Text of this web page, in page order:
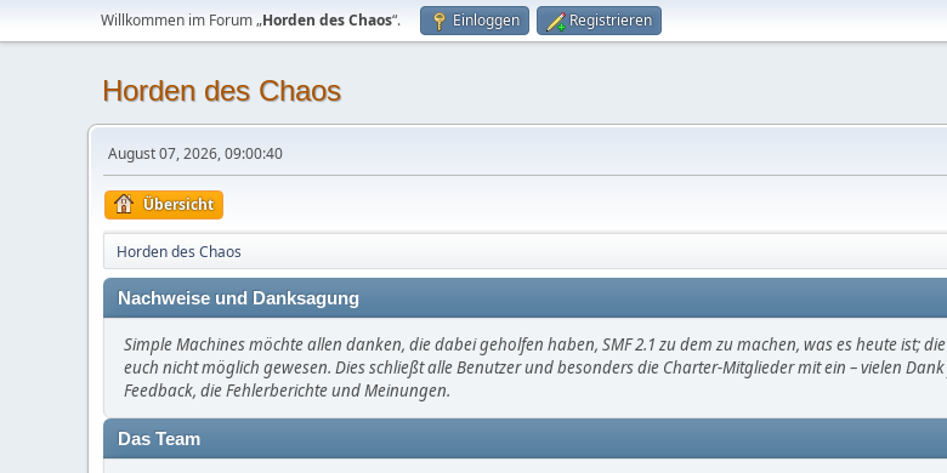
Willkommen im Forum „Horden des Chaos“. Einloggen Registrieren
Horden des Chaos
August 07, 2026, 09:00:40
Übersicht
Horden des Chaos
Nachweise und Danksagung
Simple Machines möchte allen danken, die dabei geholfen haben, SMF 2.1 zu dem zu machen, was es heute ist;
euch nicht möglich gewesen. Dies schließt alle Benutzer und besonders die Charter-Mitglieder mit ein – vielen
Feedback, die Fehlerberichte und Meinungen.
Das Team